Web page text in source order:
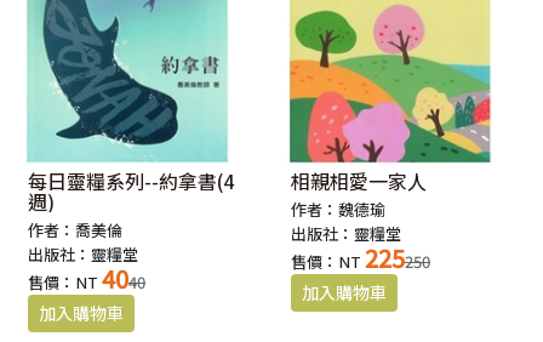
每日靈糧系列--約拿書(4
週)
作者：喬美倫
出版社：靈糧堂
售價：NT 4040
相親相愛一家人
作者：魏德瑜
出版社：靈糧堂
售價：NT 225250